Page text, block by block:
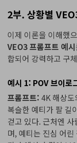
2부. 상황별
이제 이론을 이해했
VEO3 프롬프트 예시
합되어 강력하고 구
예시 1: POV 브이로
프롬프트: 4K 해상도
복슬한 예티가 팔 길
걷고 있다. 근처엔
며, 예티는 진심 어